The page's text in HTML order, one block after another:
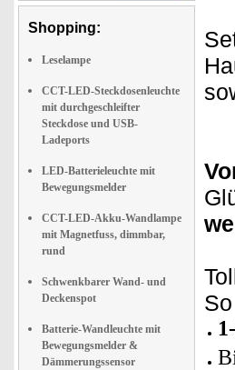
Shopping:
Leselampe
CCT-LED-Steckdosenleuchte
mit durchgeschleifter
Steckdose und USB-
Ladeports
LED-Batterieleuchte mit
Bewegungsmelder
CCT-LED-Akku-Wandlampe
mit Magnetfuss, dimmbar,
rund
Schwenkbarer Wand- und
Deckenspot
Batterie-Wandleuchte mit
Bewegungsmelder &
Dämmerungssensor